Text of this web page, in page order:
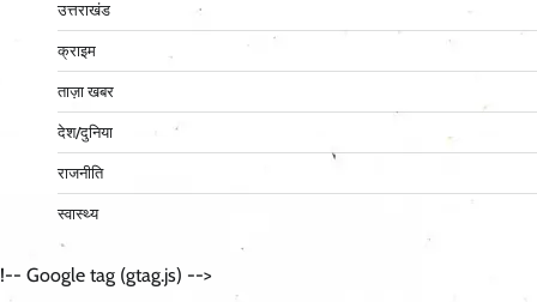
उत्तराखंड
क्राइम
ताज़ा खबर
देश/दुनिया
राजनीति
स्वास्थ्य
!-- Google tag (gtag.js) -->